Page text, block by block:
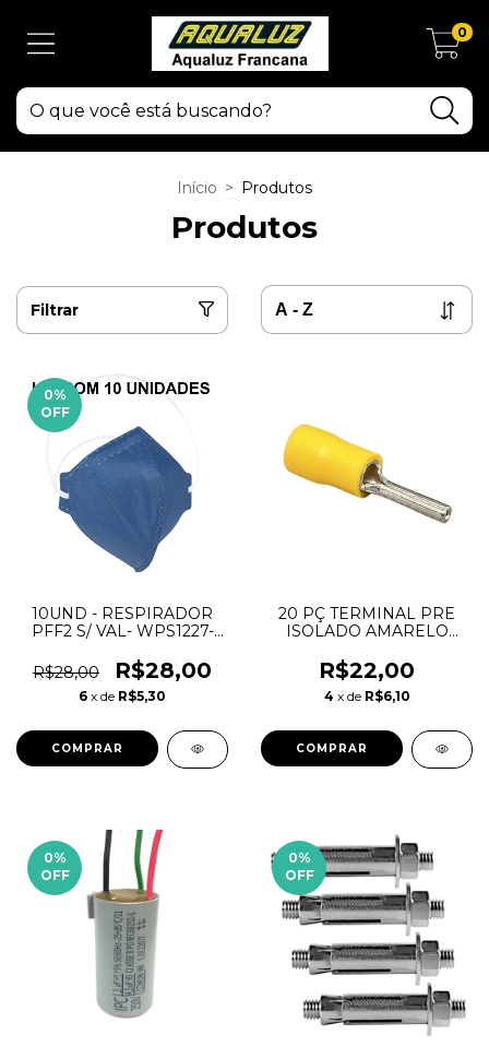
0
Início > Produtos
Produtos
Filtrar
0%
OFF
10UND - RESPIRADOR
PFF2 S/ VAL- WPS1227-
R$28,00
R$28,00
6 x de R$5,30
20 PÇ TERMINAL PRE
ISOLADO AMARELO
R$22,00
4 x de R$6,10
0%
OFF
0%
OFF